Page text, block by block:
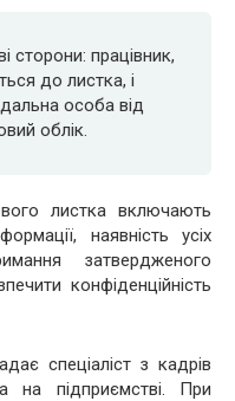
сторони: працівник,
до листка, і
особа від
облік.
листка включають
наявність усіх
затвердженого
конфіденційність
спеціаліст з кадрів
на підприємстві. При